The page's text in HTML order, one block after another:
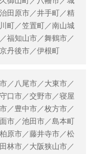
田原市／井手町／精
町／笠置町／南山城
福知山市／舞鶴市／
丹後市／伊根町
／八尾市／大東市／
口市／交野市／寝屋
／豊中市／枚方市／
市／池田市／島本町
原市／藤井寺市／松
林市／大阪狭山市／